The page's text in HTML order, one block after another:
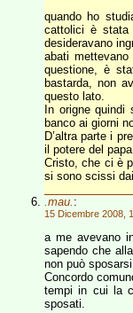
quando ho
cattolici è stata
desideravano
abati
questione, è
bastarda, non
questo lato.
In origne
banco ai giorni
D’altra parte i
il potere del
Cristo, che ci è
si sono scissi
.mau. :
15 Dicembre 2008,
a me avevano
sapendo che
non può
Concordo
tempi in cui la
sposati.